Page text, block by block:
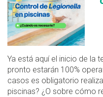
Ya está aquí el inicio de la
pronto estarán 100%
casos es obligatorio
piscinas? ¿O sobre cómo